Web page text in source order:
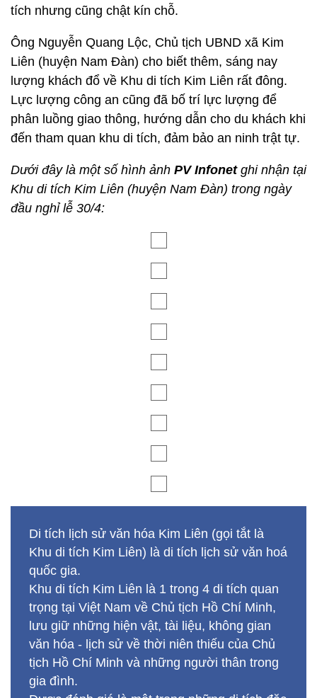
tích nhưng cũng chật kín chỗ.
Ông Nguyễn Quang Lộc, Chủ tịch UBND xã Kim
Liên (huyện Nam Đàn) cho biết thêm, sáng nay
lượng khách đổ về Khu di tích Kim Liên rất đông.
Lực lượng công an cũng đã bố trí lực lượng để
phân luồng giao thông, hướng dẫn cho du khách khi
đến tham quan khu di tích, đảm bảo an ninh trật tự.
Dưới đây là một số hình ảnh PV Infonetghi nhận tại
Khu di tích Kim Liên (huyện Nam Đàn) trong ngày
đầu nghỉ lễ 30/4: